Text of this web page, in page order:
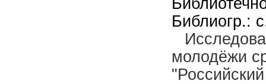
Библиогр.:
молодёжи